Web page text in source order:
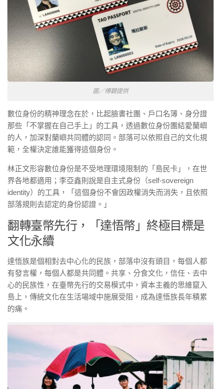
圖／傅觀提供
數位身份的精神理念在於，比起臉書社團、戶口名簿、身分證
那些「不掌握在自己手上」的工具，透過數位身份團結愛蘭嶼
的人，加深對蘭嶼共同體的認同。部落可以依照自己的文化規
範，全權決定誰能獲得這個身份。
林正文形容數位身份是不受地理環境限制的「島民卡」，在世
界各地都適用；李亞鑫則說是自主式身份（self-sovereign
identity）的工具，「這個身份不會因政權消失而消失，且依照
部落規則去認定的身份認證。」
翻轉臺幣先行，「達悟幣」終極目標是
文化永續
達悟族是個相對去中心化的民族，部落中沒有頭目，每個人都
有發言權，每個人都是共同體。共享、分食文化，信任、去中
心的民族性，在臺幣先行的交易模式中，資本主義的思維竄入
島上，傳統文化在生活場域中施展受阻，成為達悟族長年積累
的痛。